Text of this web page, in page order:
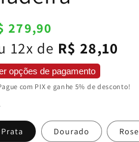
279,90
12x de R$ 28,10
opções de pagamento
com PIX e ganhe 5% de desconto!
Prata Dourado Rose